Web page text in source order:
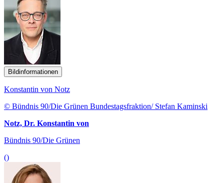
Bildinformationen
Konstantin von Notz
© Bündnis 90/Die Grünen Bundestagsfraktion/ Stefan Kaminski
Notz, Dr. Konstantin von
Bündnis 90/Die Grünen
()